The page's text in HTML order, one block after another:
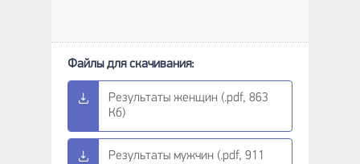
Результаты женщин (.pdf, 863
Кб)
Результаты мужчин (.pdf, 911